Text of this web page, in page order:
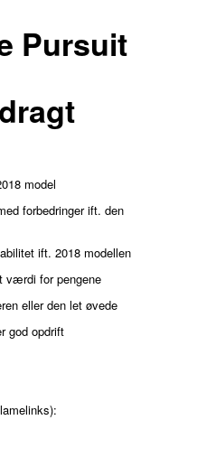
Pursuit
model
forbedringer ift. den
ift. 2018 modellen
værdi for pengene
eller den let øvede
god opdrift